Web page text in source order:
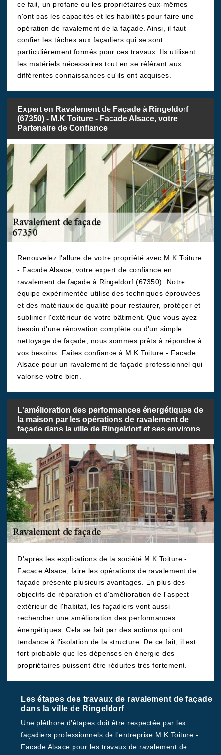
ce fait, un profane ou les propriétaires eux-mêmes
n'ont pas les capacités et les habilités pour faire une
opération de ravalement de la façade. Ainsi, il faut
confier les tâches aux façadiers qui se sont
particulièrement formés pour ces travaux. Ils utilisent
les matériels nécessaires tout en se référant aux
différentes connaissances qu'ils ont acquises.
Expert en Ravalement de Façade à Ringeldorf
(67350) - M.K Toiture - Facade Alsace, votre
Partenaire de Confiance
Renouvelez l'allure de votre propriété avec M.K Toiture
- Facade Alsace, votre expert de confiance en
ravalement de façade à Ringeldorf (67350). Notre
équipe expérimentée utilise des techniques éprouvées
et des matériaux de qualité pour restaurer, protéger et
sublimer l'extérieur de votre bâtiment. Que vous ayez
besoin d'une rénovation complète ou d'un simple
nettoyage de façade, nous sommes prêts à répondre à
vos besoins. Faites confiance à M.K Toiture - Facade
Alsace pour un ravalement de façade professionnel qui
valorise votre bien.
L'amélioration des performances énergétiques de
la maison par les opérations de ravalement de
façade dans la ville de Ringeldorf et ses environs
D'après les explications de la société M.K Toiture -
Facade Alsace, faire les opérations de ravalement de
façade présente plusieurs avantages. En plus des
objectifs de réparation et d'amélioration de l'aspect
extérieur de l'habitat, les façadiers vont aussi
rechercher une amélioration des performances
énergétiques. Cela se fait par des actions qui ont
tendance à l'isolation de la structure. De ce fait, il est
fort probable que les dépenses en énergie des
propriétaires puissent être réduites très fortement.
Les étapes des travaux de ravalement de façade
dans la ville de Ringeldorf
Une pléthore d'étapes doit être respectée par les
façadiers professionnels de l'entreprise M.K Toiture -
Facade Alsace pour les travaux de ravalement de